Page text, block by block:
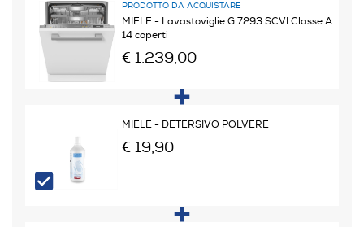
Consumo acqua per ciclo Eco (litri)
8,4
Consumo energetico in Kwh
Consumo di energia del programma eco (kwh/100 cicli)
54
PRODOTTO DA ACQUISTARE
MIELE - Lavastoviglie G 7293 SCVI Classe A
14 coperti
€ 1.239,00
MIELE - DETERSIVO POLVERE
€ 19,90